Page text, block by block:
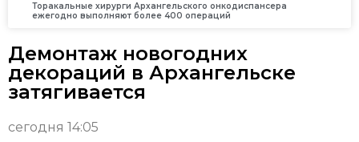
Торакальные хирурги Архангельского онкодиспансера
ежегодно выполняют более 400 операций
Демонтаж новогодних
декораций в Архангельске
затягивается
сегодня 14:05